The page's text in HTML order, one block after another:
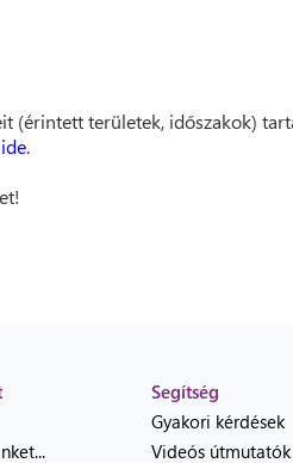
(érintett területek, időszakok)
.
Segítség
Gyakori kérdések
Videós útmutatók